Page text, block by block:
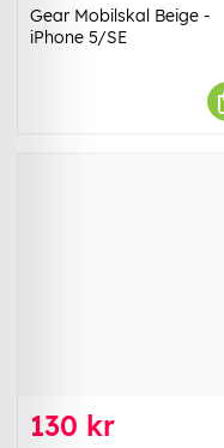
Gear Mobilskal Beige -
iPhone 5/SE
130 kr